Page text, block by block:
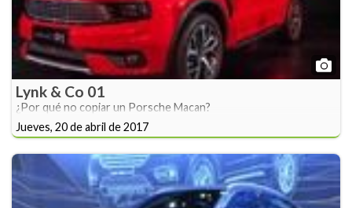
Lynk & Co 01
¿Por qué no copiar un Porsche Macan?
Jueves, 20 de abril de 2017